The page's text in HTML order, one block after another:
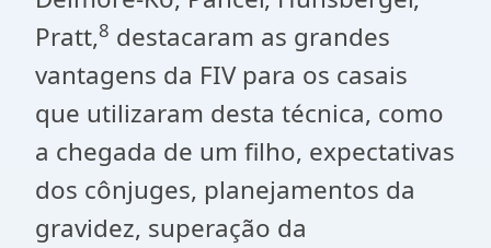
Pratt,8 destacaram as grandes
vantagens da FIV para os casais
que utilizaram desta técnica, como
a chegada de um filho, expectativas
dos cônjuges, planejamentos da
gravidez, superação da